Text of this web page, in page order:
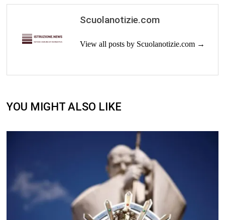
Scuolanotizie.com
View all posts by Scuolanotizie.com →
YOU MIGHT ALSO LIKE